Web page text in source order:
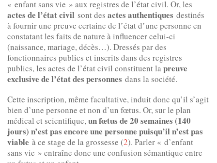
« enfant sans vie » aux registres de l’état civil. Or, les
actes de l’état civil sont des actes authentiques destinés
à fournir une preuve certaine de l’état d’une personne en
constatant les faits de nature à influencer celui-ci
(naissance, mariage, décès…). Dressés par des
fonctionnaires publics et inscrits dans des registres
publics, les actes de l’état civil constituent la preuve
exclusive de l’état des personnes dans la société.
Cette inscription, même facultative, induit donc qu’il s’agit
bien d’une personne et non d’un fœtus. Or, sur le plan
médical et scientifique, un fœtus de 20 semaines (140
jours) n’est pas encore une personne puisqu’il n’est pas
viable à ce stage de la grossesse (2). Parler « d’enfant
sans vie » entraîne donc une confusion sémantique entre